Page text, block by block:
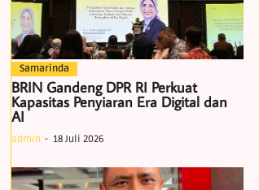
Samarinda
BRIN Gandeng DPR RI Perkuat
Kapasitas Penyiaran Era Digital dan
AI
admin 18 Juli 2026